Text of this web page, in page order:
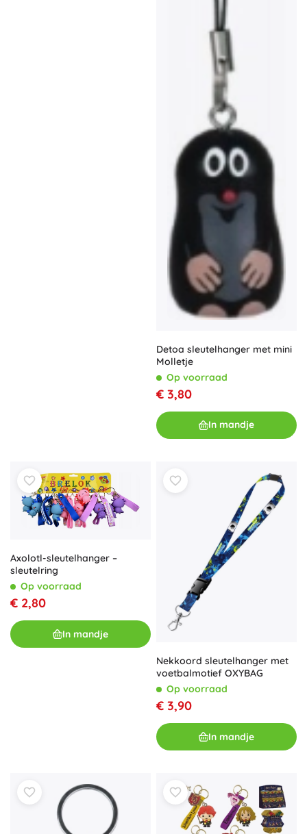
Detoa sleutelhanger met mini
Molletje
Op voorraad
€ 3,80
In mandje
Axolotl-sleutelhanger –
sleutelring
Op voorraad
€ 2,80
In mandje
Nekkoord sleutelhanger met
voetbalmotief OXYBAG
Op voorraad
€ 3,90
In mandje